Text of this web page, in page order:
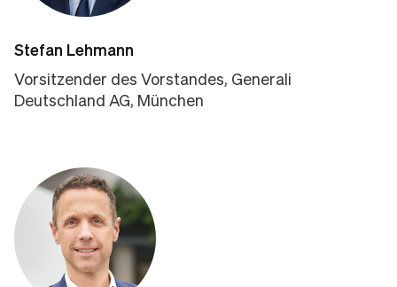
Stefan Lehmann
Vorsitzender des Vorstandes, Generali
Deutschland AG, München